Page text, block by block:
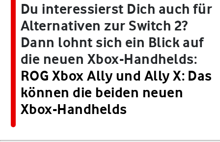
Du interessierst Dich auch für
Alternativen zur Switch 2?
Dann lohnt sich ein Blick auf
die neuen Xbox-Handhelds:
ROG Xbox Ally und Ally X: Das
können die beiden neuen
Xbox-Handhelds